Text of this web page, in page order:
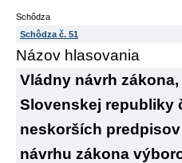
Schôdza
Schôdza č. 51
Názov hlasovania
Vládny návrh
Slovenskej republiky
neskorších predpisov
návrhu zákona